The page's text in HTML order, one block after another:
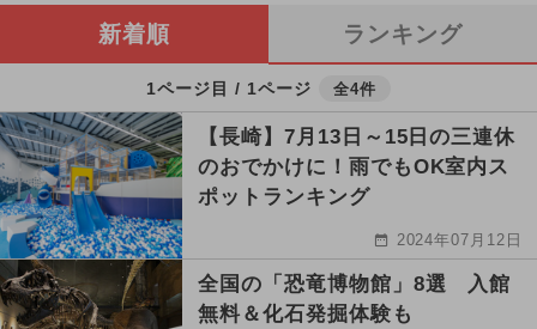
新着順 ランキング
1ページ目 / 1ページ 全4件
【長崎】7月13日～15日の三連休
のおでかけに！雨でもOK室内ス
ポットランキング
2024年07月12日
全国の「恐竜博物館」8選 入館
無料＆化石発掘体験も